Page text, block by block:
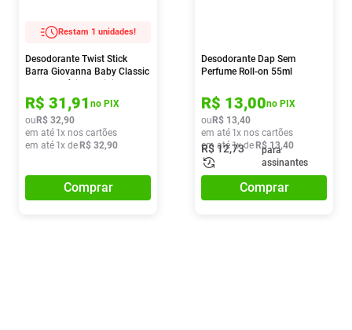
Restam 1 unidades!
Desodorante Twist Stick
Barra Giovanna Baby Classic
50g
R$ 31,91 no PIX
ou R$ 32,90
em até 1x nos cartões
em até 1x de R$ 32,90
Comprar
Desodorante Dap Sem
Perfume Roll-on 55ml
R$ 13,00no PIX
ou R$ 13,40
em até 1x nos cartões
em até1x de R$ 13,40
R$12,73
para
assinantes
Comprar